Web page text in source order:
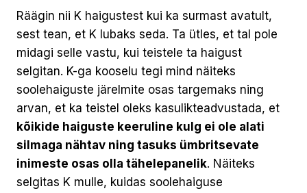
Räägin nii K haigustest kui ka surmast avatult,
sest tean, et K lubaks seda. Ta ütles, et tal pole
midagi selle vastu, kui teistele ta haigust
selgitan. K-ga kooselu tegi mind näiteks
soolehaiguste järelmite osas targemaks ning
arvan, et ka teistel oleks kasulikteadvustada, et
kõikide haiguste keeruline kulg ei ole alati
silmaga nähtav ning tasuks ümbritsevate
inimeste osas olla tähelepanelik. Näiteks
selgitas K mulle, kuidas soolehaiguse